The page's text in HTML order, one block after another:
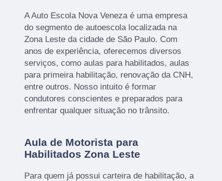
A Auto Escola Nova Veneza é uma empresa
do segmento de autoescola localizada na
Zona Leste da cidade de São Paulo. Com
anos de experiência, oferecemos diversos
serviços, como aulas para habilitados, aulas
para primeira habilitação, renovação da CNH,
entre outros. Nosso intuito é formar
condutores conscientes e preparados para
enfrentar qualquer situação no trânsito.
Aula de Motorista para
Habilitados Zona Leste
Para quem já possui carteira de habilitação, a